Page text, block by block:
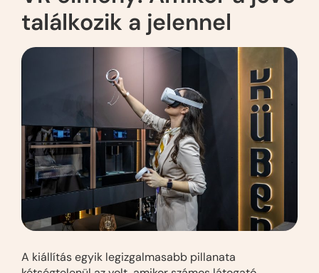
találkozik a jelennel
A kiállítás egyik legizgalmasabb pillanata